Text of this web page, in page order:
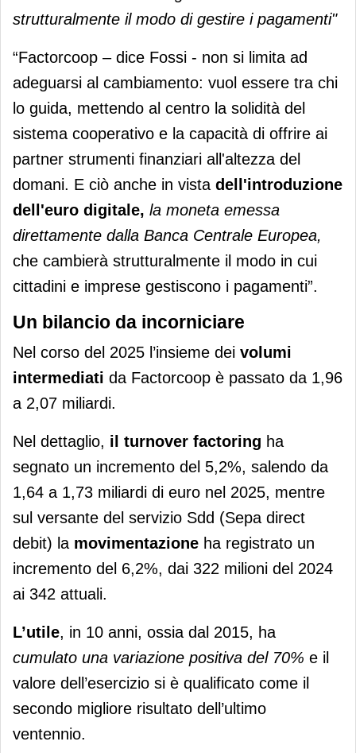
strutturalmente il modo di gestire i pagamenti"
“Factorcoop – dice Fossi - non si limita ad
adeguarsi al cambiamento: vuol essere tra chi
lo guida, mettendo al centro la solidità del
sistema cooperativo e la capacità di offrire ai
partner strumenti finanziari all'altezza del
domani. E ciò anche in vista dell'introduzione
dell'euro digitale, la moneta emessa
direttamente dalla Banca Centrale Europea,
che cambierà strutturalmente il modo in cui
cittadini e imprese gestiscono i pagamenti”.
Un bilancio da incorniciare
Nel corso del 2025 l’insieme dei volumi
intermediati da Factorcoop è passato da 1,96
a 2,07 miliardi.
Nel dettaglio, il turnover factoring ha
segnato un incremento del 5,2%, salendo da
1,64 a 1,73 miliardi di euro nel 2025, mentre
sul versante del servizio Sdd (Sepa direct
debit) la movimentazione ha registrato un
incremento del 6,2%, dai 322 milioni del 2024
ai 342 attuali.
L’utile, in 10 anni, ossia dal 2015, ha
cumulato una variazione positiva del 70% e il
valore dell’esercizio si è qualificato come il
secondo migliore risultato dell’ultimo
ventennio.